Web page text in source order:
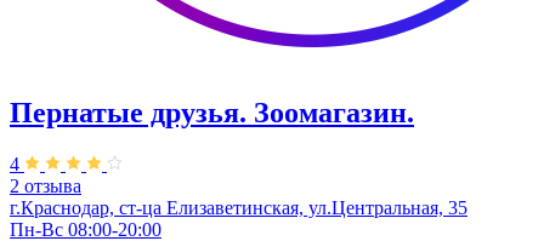
Пернатые друзья. Зоомагазин.
4
2 отзыва
г.Краснодар, ст-ца Елизаветинская, ул.Центральная, 35
Пн-Вс 08:00-20:00